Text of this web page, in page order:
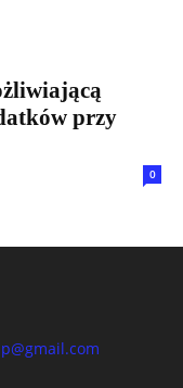
przy
0